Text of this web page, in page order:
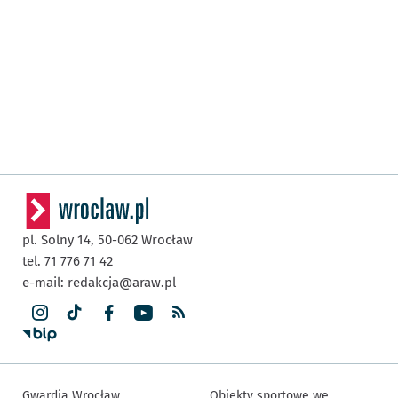
pl. Solny 14, 50-062 Wrocław
tel. 71 776 71 42
e-mail: redakcja@araw.pl